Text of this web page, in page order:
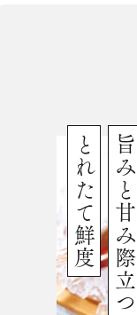
旨みと甘み際立つ
とれたて鮮度